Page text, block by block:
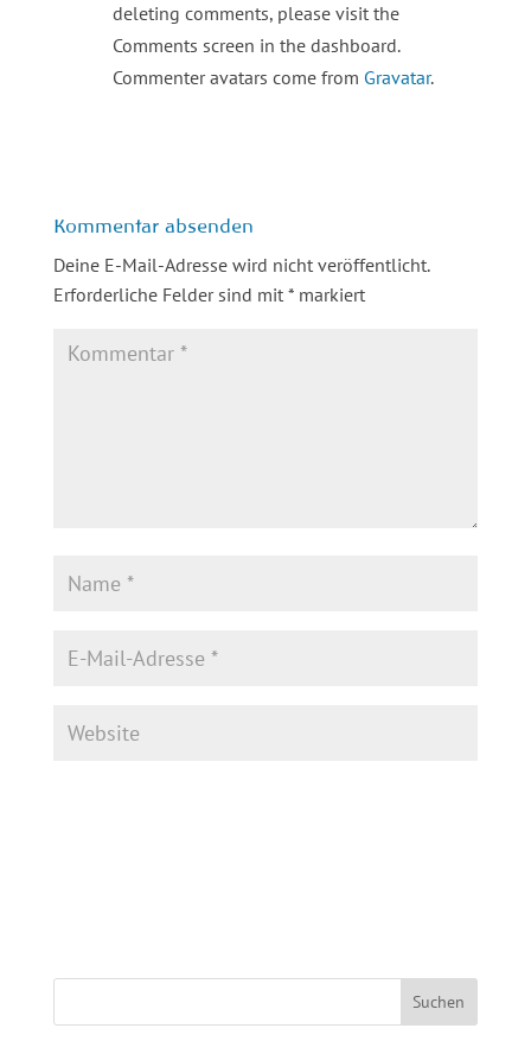
deleting comments, please visit the
Comments screen in the dashboard.
Commenter avatars come from Gravatar.
Kommentar absenden
Deine E-Mail-Adresse wird nicht veröffentlicht.
Erforderliche Felder sind mit *markiert